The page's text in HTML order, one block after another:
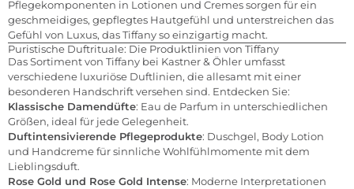
Pflegekomponenten in Lotionen und Cremes sorgen für ein
geschmeidiges, gepflegtes Hautgefühl und unterstreichen das
Gefühl von Luxus, das Tiffany so einzigartig macht.
Puristische Duftrituale: Die Produktlinien von Tiffany
Das Sortiment von Tiffany bei Kastner & Öhler umfasst
verschiedene luxuriöse Duftlinien, die allesamt mit einer
besonderen Handschrift versehen sind. Entdecken Sie:
Klassische Damendüfte: Eau de Parfum in unterschiedlichen
Größen, ideal für jede Gelegenheit.
Duftintensivierende Pflegeprodukte: Duschgel, Body Lotion
und Handcreme für sinnliche Wohlfühlmomente mit dem
Lieblingsduft.
Rose Gold und Rose Gold Intense: Moderne Interpretationen